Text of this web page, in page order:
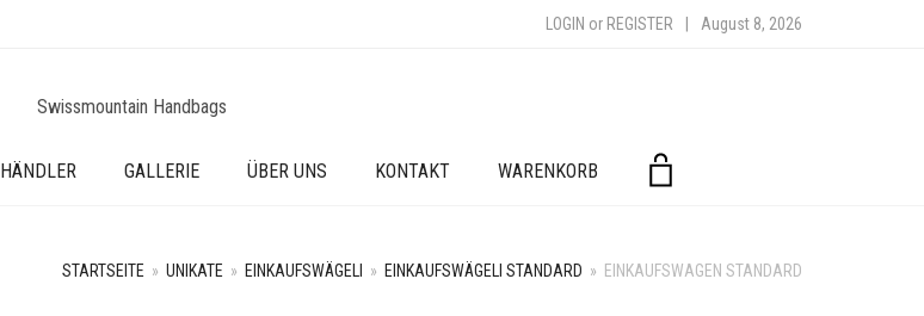
LOGIN or REGISTER August 8, 2026
HÄNDLER GALLERIE ÜBER UNS KONTAKT WARENKORB
STARTSEITE » UNIKATE » EINKAUFSWÄGELI » EINKAUFSWÄGELI STANDARD » EINKAUFSWAGEN STANDARD